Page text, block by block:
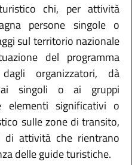
chi, per attività
persone singole o
sul territorio nazionale
del programma
organizzatori, dà
ai singoli o ai gruppi
elementi significativi o
sulle zone di transito,
attività che rientrano
delle guide turistiche.